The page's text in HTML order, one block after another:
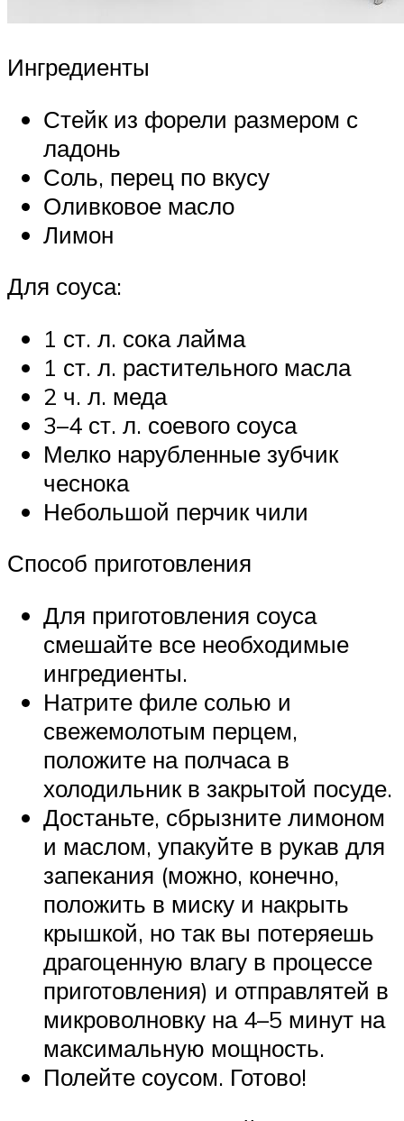
Ингредиенты
Стейк из форели размером с
ладонь
Соль, перец по вкусу
Оливковое масло
Лимон
Для соуса:
1 ст. л. сока лайма
1 ст. л. растительного масла
2 ч. л. меда
3–4 ст. л. соевого соуса
Мелко нарубленные зубчик
чеснока
Небольшой перчик чили
Способ приготовления
Для приготовления соуса
смешайте все необходимые
ингредиенты.
Натрите филе солью и
свежемолотым перцем,
положите на полчаса в
холодильник в закрытой посуде.
Достаньте, сбрызните лимоном
и маслом, упакуйте в рукав для
запекания (можно, конечно,
положить в миску и накрыть
крышкой, но так вы потеряешь
драгоценную влагу в процессе
приготовления) и отправлятей в
микроволновку на 4–5 минут на
максимальную мощность.
Полейте соусом. Готово!